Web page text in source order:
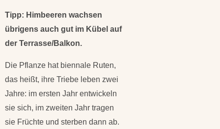
Tipp: Himbeeren wachsen
übrigens auch gut im Kübel auf
der Terrasse/Balkon.
Die Pflanze hat biennale Ruten,
das heißt, ihre Triebe leben zwei
Jahre: im ersten Jahr entwickeln
sie sich, im zweiten Jahr tragen
sie Früchte und sterben dann ab.